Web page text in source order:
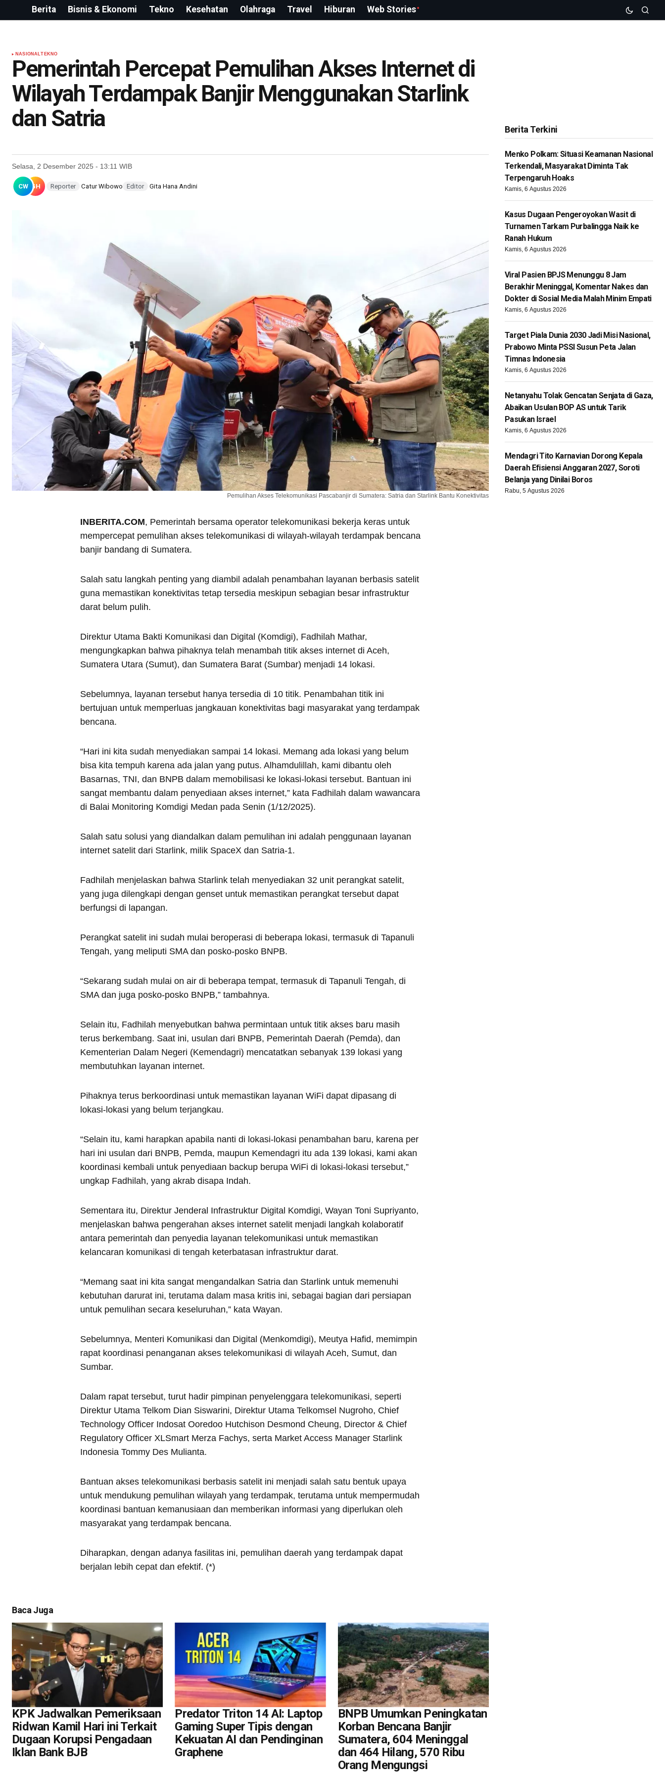
Berita Bisnis & Ekonomi Tekno Kesehatan Olahraga Travel Hiburan Web Stories
NASIONALTEKNO
Pemerintah Percepat Pemulihan Akses Internet di
Wilayah Terdampak Banjir Menggunakan Starlink
dan Satria
Selasa, 2 Desember 2025 - 13:11 WIB
CW GH Reporter Catur Wibowo Editor Gita Hana Andini
Pemulihan Akses Telekomunikasi Pascabanjir di Sumatera: Satria dan Starlink Bantu Konektivitas
INBERITA.COM, Pemerintah bersama operator telekomunikasi bekerja keras untuk
mempercepat pemulihan akses telekomunikasi di wilayah-wilayah terdampak bencana
banjir bandang di Sumatera.
Salah satu langkah penting yang diambil adalah penambahan layanan berbasis satelit
guna memastikan konektivitas tetap tersedia meskipun sebagian besar infrastruktur
darat belum pulih.
Direktur Utama Bakti Komunikasi dan Digital (Komdigi), Fadhilah Mathar,
mengungkapkan bahwa pihaknya telah menambah titik akses internet di Aceh,
Sumatera Utara (Sumut), dan Sumatera Barat (Sumbar) menjadi 14 lokasi.
Sebelumnya, layanan tersebut hanya tersedia di 10 titik. Penambahan titik ini
bertujuan untuk memperluas jangkauan konektivitas bagi masyarakat yang terdampak
bencana.
“Hari ini kita sudah menyediakan sampai 14 lokasi. Memang ada lokasi yang belum
bisa kita tempuh karena ada jalan yang putus. Alhamdulillah, kami dibantu oleh
Basarnas, TNI, dan BNPB dalam memobilisasi ke lokasi-lokasi tersebut. Bantuan ini
sangat membantu dalam penyediaan akses internet,” kata Fadhilah dalam wawancara
di Balai Monitoring Komdigi Medan pada Senin (1/12/2025).
Salah satu solusi yang diandalkan dalam pemulihan ini adalah penggunaan layanan
internet satelit dari Starlink, milik SpaceX dan Satria-1.
Fadhilah menjelaskan bahwa Starlink telah menyediakan 32 unit perangkat satelit,
yang juga dilengkapi dengan genset untuk memastikan perangkat tersebut dapat
berfungsi di lapangan.
Perangkat satelit ini sudah mulai beroperasi di beberapa lokasi, termasuk di Tapanuli
Tengah, yang meliputi SMA dan posko-posko BNPB.
“Sekarang sudah mulai on air di beberapa tempat, termasuk di Tapanuli Tengah, di
SMA dan juga posko-posko BNPB,” tambahnya.
Selain itu, Fadhilah menyebutkan bahwa permintaan untuk titik akses baru masih
terus berkembang. Saat ini, usulan dari BNPB, Pemerintah Daerah (Pemda), dan
Kementerian Dalam Negeri (Kemendagri) mencatatkan sebanyak 139 lokasi yang
membutuhkan layanan internet.
Pihaknya terus berkoordinasi untuk memastikan layanan WiFi dapat dipasang di
lokasi-lokasi yang belum terjangkau.
“Selain itu, kami harapkan apabila nanti di lokasi-lokasi penambahan baru, karena per
hari ini usulan dari BNPB, Pemda, maupun Kemendagri itu ada 139 lokasi, kami akan
koordinasi kembali untuk penyediaan backup berupa WiFi di lokasi-lokasi tersebut,”
ungkap Fadhilah, yang akrab disapa Indah.
Sementara itu, Direktur Jenderal Infrastruktur Digital Komdigi, Wayan Toni Supriyanto,
menjelaskan bahwa pengerahan akses internet satelit menjadi langkah kolaboratif
antara pemerintah dan penyedia layanan telekomunikasi untuk memastikan
kelancaran komunikasi di tengah keterbatasan infrastruktur darat.
“Memang saat ini kita sangat mengandalkan Satria dan Starlink untuk memenuhi
kebutuhan darurat ini, terutama dalam masa kritis ini, sebagai bagian dari persiapan
untuk pemulihan secara keseluruhan,” kata Wayan.
Sebelumnya, Menteri Komunikasi dan Digital (Menkomdigi), Meutya Hafid, memimpin
rapat koordinasi penanganan akses telekomunikasi di wilayah Aceh, Sumut, dan
Sumbar.
Dalam rapat tersebut, turut hadir pimpinan penyelenggara telekomunikasi, seperti
Direktur Utama Telkom Dian Siswarini, Direktur Utama Telkomsel Nugroho, Chief
Technology Officer Indosat Ooredoo Hutchison Desmond Cheung, Director & Chief
Regulatory Officer XLSmart Merza Fachys, serta Market Access Manager Starlink
Indonesia Tommy Des Mulianta.
Bantuan akses telekomunikasi berbasis satelit ini menjadi salah satu bentuk upaya
untuk mendukung pemulihan wilayah yang terdampak, terutama untuk mempermudah
koordinasi bantuan kemanusiaan dan memberikan informasi yang diperlukan oleh
masyarakat yang terdampak bencana.
Diharapkan, dengan adanya fasilitas ini, pemulihan daerah yang terdampak dapat
berjalan lebih cepat dan efektif. (*)
Baca Juga
KPK Jadwalkan Pemeriksaan
Ridwan Kamil Hari ini Terkait
Dugaan Korupsi Pengadaan
Iklan Bank BJB
Predator Triton 14 AI: Laptop
Gaming Super Tipis dengan
Kekuatan AI dan Pendinginan
Graphene
BNPB Umumkan Peningkatan
Korban Bencana Banjir
Sumatera, 604 Meninggal
dan 464 Hilang, 570 Ribu
Orang Mengungsi
Berita Terkini
Menko Polkam: Situasi Keamanan Nasional
Terkendali, Masyarakat Diminta Tak
Terpengaruh Hoaks
Kamis, 6 Agustus 2026
Kasus Dugaan Pengeroyokan Wasit di
Turnamen Tarkam Purbalingga Naik ke
Ranah Hukum
Kamis, 6 Agustus 2026
Viral Pasien BPJS Menunggu 8 Jam
Berakhir Meninggal, Komentar Nakes dan
Dokter di Sosial Media Malah Minim Empati
Kamis, 6 Agustus 2026
Target Piala Dunia 2030 Jadi Misi Nasional,
Prabowo Minta PSSI Susun Peta Jalan
Timnas Indonesia
Kamis, 6 Agustus 2026
Netanyahu Tolak Gencatan Senjata di Gaza,
Abaikan Usulan BOP AS untuk Tarik
Pasukan Israel
Kamis, 6 Agustus 2026
Mendagri Tito Karnavian Dorong Kepala
Daerah Efisiensi Anggaran 2027, Soroti
Belanja yang Dinilai Boros
Rabu, 5 Agustus 2026